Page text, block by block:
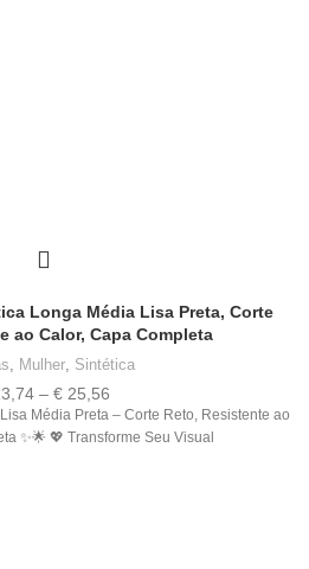
Longa Média Lisa Preta, Corte
ao Calor, Capa Completa
Mulher Sintética
– € 25,56
range:
€ 23,74
Média Preta – Corte Reto, Resistente ao
✨🌟 💖 Transforme Seu Visual